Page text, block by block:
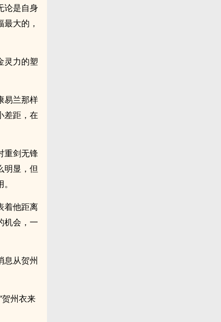
论是自身
大的，
灵力的塑
易兰那样
差距，在
重剑无锋
明显，但
着他距离
机会，一
息从贺州
州衣来